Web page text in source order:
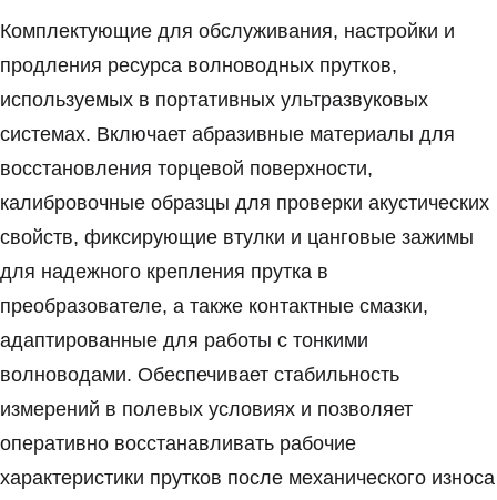
Комплектующие для обслуживания, настройки и
продления ресурса волноводных прутков,
используемых в портативных ультразвуковых
системах. Включает абразивные материалы для
восстановления торцевой поверхности,
калибровочные образцы для проверки акустических
свойств, фиксирующие втулки и цанговые зажимы
для надежного крепления прутка в
преобразователе, а также контактные смазки,
адаптированные для работы с тонкими
волноводами. Обеспечивает стабильность
измерений в полевых условиях и позволяет
оперативно восстанавливать рабочие
характеристики прутков после механического износа